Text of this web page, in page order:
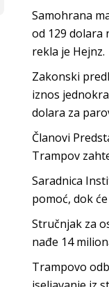
Samohrana
od 129 dolara
rekla je Hejnz.
Zakonski
iznos
dolara za
Članovi
Trampov
Saradnica
pomoć, dok
Stručnjak za
nađe 14
Trampovo